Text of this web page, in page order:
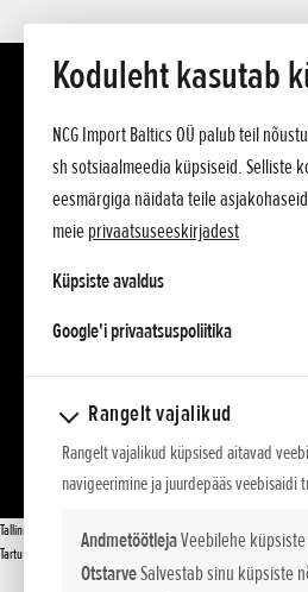
Koduleht kasutab
NCG Import Baltics OÜ palub teil
sh sotsiaalmeedia küpsiseid. Selliste
eesmärgiga näidata teile
meieprivaatsuseeskirjadest
Küpsiste avaldus
Google'i privaatsuspoliitikaopens in a
Rangelt vajalikud
Rangelt vajalikud küpsised aitavad
navigeerimine ja juurdepääs
AndmetöötlejaVeebilehe
OtstarveSalvestab sinu küpsiste
Tallinn
Tartu